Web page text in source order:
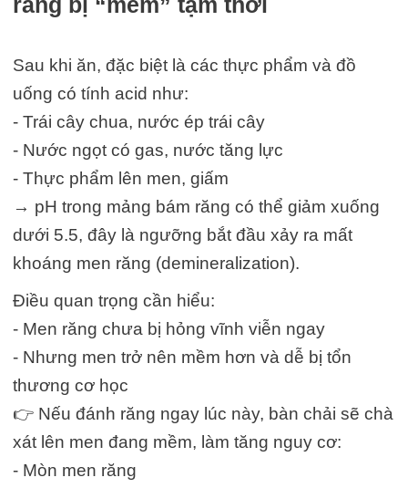
Sau khi ăn, đặc biệt là các thực phẩm và đồ
uống có tính acid như:
- Trái cây chua, nước ép trái cây
- Nước ngọt có gas, nước tăng lực
- Thực phẩm lên men, giấm
→ pH trong mảng bám răng có thể giảm xuống
dưới 5.5, đây là ngưỡng bắt đầu xảy ra mất
khoáng men răng (demineralization).
Điều quan trọng cần hiểu:
- Men răng chưa bị hỏng vĩnh viễn ngay
- Nhưng men trở nên mềm hơn và dễ bị tổn
thương cơ học
👉 Nếu đánh răng ngay lúc này, bàn chải sẽ chà
xát lên men đang mềm, làm tăng nguy cơ:
- Mòn men răng